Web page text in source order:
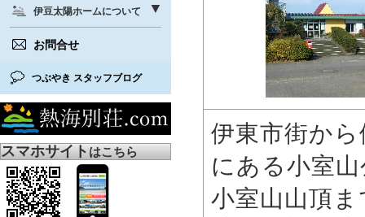
伊豆太陽ホームについて
お問合せ
つぶやき スタッフブログ
スマホサイトはこちら
伊東市街か
にある小室
小室山山頂